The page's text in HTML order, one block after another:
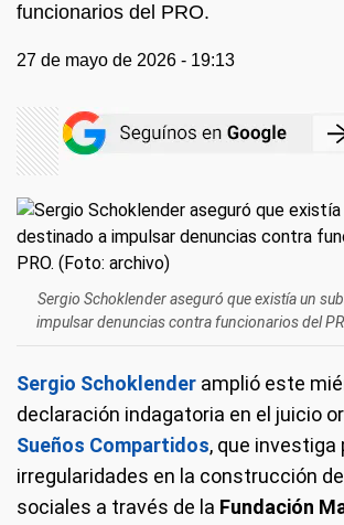
funcionarios del PRO.
27 de mayo de 2026 - 19:13
Sergio Schoklender aseguró que existía un
impulsar denuncias contra funcionarios del
Sergio Schoklender amplió este
declaración indagatoria en el juicio
Sueños Compartidos, que
irregularidades en la construcción
sociales a través de la Fundación